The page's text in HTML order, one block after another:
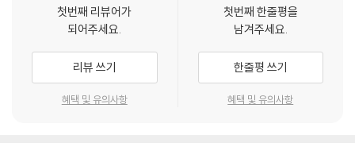
첫번째 리뷰어가
되어주세요.
리뷰 쓰기
혜택 및 유의사항
첫번째 한줄평을
남겨주세요.
한줄평 쓰기
혜택 및 유의사항